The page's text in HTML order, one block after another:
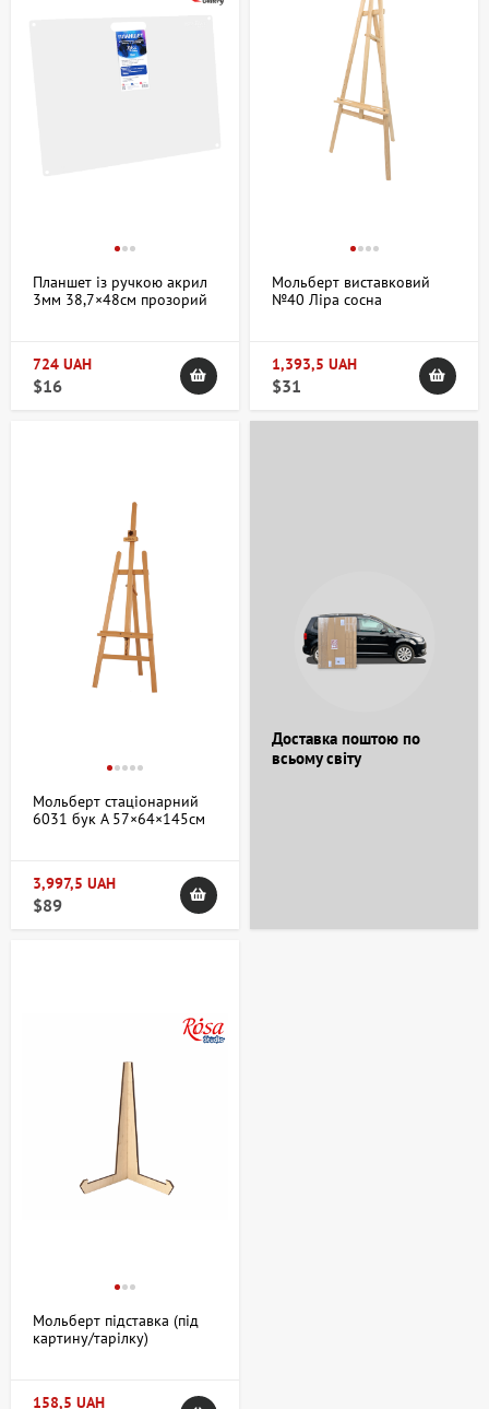
Планшет із ручкою акрил
3мм 38,7×48см прозорий
724 UAH
$16
Мольберт виставковий
№40 Ліра сосна
1,393,5 UAH
$31
Мольберт стаціонарний
6031 бук А 57×64×145см
3,997,5 UAH
$89
Доставка поштою по
всьому світу
Мольберт підставка (під
картину/тарілку)
158,5 UAH